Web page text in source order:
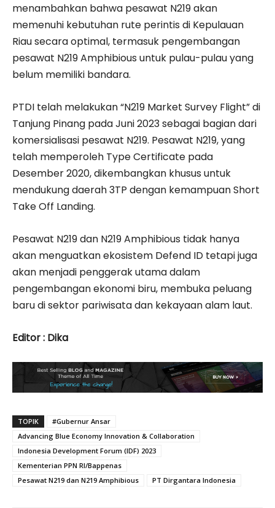
menambahkan bahwa pesawat N219 akan
memenuhi kebutuhan rute perintis di Kepulauan
Riau secara optimal, termasuk pengembangan
pesawat N219 Amphibious untuk pulau-pulau yang
belum memiliki bandara.
PTDI telah melakukan “N219 Market Survey Flight” di
Tanjung Pinang pada Juni 2023 sebagai bagian dari
komersialisasi pesawat N219. Pesawat N219, yang
telah memperoleh Type Certificate pada
Desember 2020, dikembangkan khusus untuk
mendukung daerah 3TP dengan kemampuan Short
Take Off Landing.
Pesawat N219 dan N219 Amphibious tidak hanya
akan menguatkan ekosistem Defend ID tetapi juga
akan menjadi penggerak utama dalam
pengembangan ekonomi biru, membuka peluang
baru di sektor pariwisata dan kekayaan alam laut.
Editor : Dika
TOPIK
#Gubernur Ansar
Advancing Blue Economy Innovation & Collaboration
Indonesia Development Forum (IDF) 2023
Kementerian PPN RI/Bappenas
Pesawat N219 dan N219 Amphibious
PT Dirgantara Indonesia